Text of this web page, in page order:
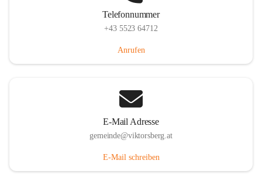
Telefonnummer
+43 5523 64712
Anrufen
E-Mail Adresse
gemeinde@viktorsberg.at
E-Mail schreiben